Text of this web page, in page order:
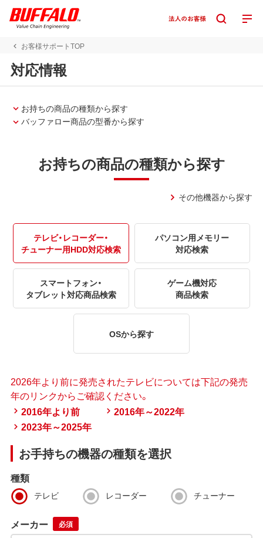
お客様サポートTOP
対応情報
お持ちの商品の種類から探す
バッファロー商品の型番から探す
お持ちの商品の種類から探す
その他機器から探す
テレビ・レコーダー・
チューナー用HDD対応検索
パソコン用メモリー
対応検索
スマートフォン・
タブレット対応商品検索
ゲーム機対応
商品検索
OSから探す
2026年より前に発売されたテレビについては下記の発売
年のリンクからご確認ください。
2016年より前
2016年～2022年
2023年～2025年
お手持ちの機器の種類を選択
種類
テレビ レコーダー チューナー
メーカー 必須